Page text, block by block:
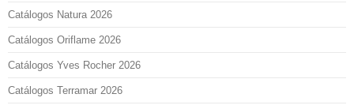
Catálogos Natura 2026
Catálogos Oriflame 2026
Catálogos Yves Rocher 2026
Catálogos Terramar 2026